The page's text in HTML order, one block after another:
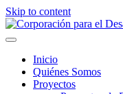
Skip to content
Menú
Inicio
Quiénes Somos
Proyectos